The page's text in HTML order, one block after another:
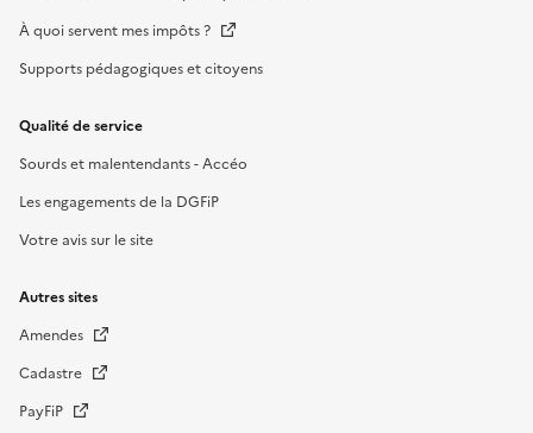
À quoi servent mes impôts ?
Supports pédagogiques et citoyens
Qualité de service
Sourds et malentendants - Accéo
Les engagements de la DGFiP
Votre avis sur le site
Autres sites
Amendes
Cadastre
PayFiP